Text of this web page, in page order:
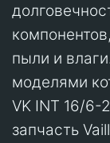
пыли и
моделями
VK INT 16/6-
запчасть